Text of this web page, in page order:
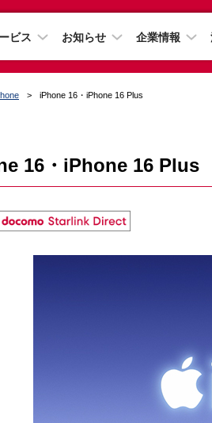
ビス お知らせ 企業情報
iPhone 16・iPhone 16 Plus
16・iPhone 16 Plus